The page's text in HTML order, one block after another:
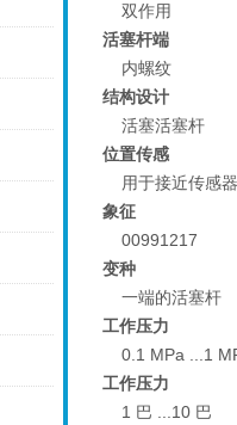
双作用
活塞杆端
内螺纹
结构设计
活塞活塞杆
位置传感
用于接近传感器
象征
00991217
变种
一端的活塞杆
工作压力
0.1 MPa ...1
工作压力
1 巴 ...10 巴